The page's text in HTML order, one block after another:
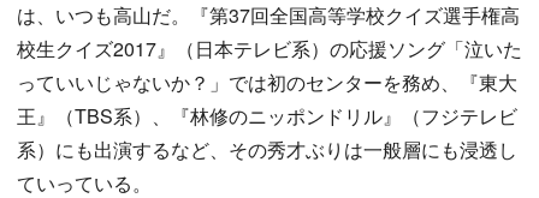
は、いつも高山だ。『第37回全国高等学校クイズ選手権高
校生クイズ2017』（日本テレビ系）の応援ソング「泣いた
っていいじゃないか？」では初のセンターを務め、『東大
王』（TBS系）、『林修のニッポンドリル』（フジテレビ
系）にも出演するなど、その秀才ぶりは一般層にも浸透し
ていっている。